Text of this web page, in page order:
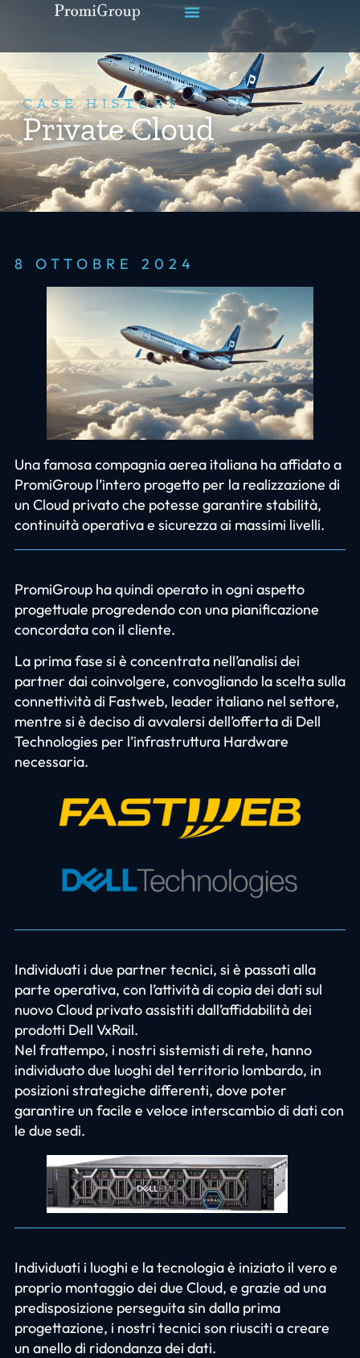
CASE HISTORY
Private Cloud
8 OTTOBRE 2024
Una famosa compagnia aerea italiana ha affidato a
PromiGroup l’intero progetto per la realizzazione di
un Cloud privato che potesse garantire stabilità,
continuità operativa e sicurezza ai massimi livelli.
PromiGroup ha quindi operato in ogni aspetto
progettuale progredendo con una pianificazione
concordata con il cliente.
La prima fase si è concentrata nell’analisi dei
partner dai coinvolgere, convogliando la scelta sulla
connettività di Fastweb, leader italiano nel settore,
mentre si è deciso di avvalersi dell’offerta di Dell
Technologies per l’infrastruttura Hardware
necessaria.
Individuati i due partner tecnici, si è passati alla
parte operativa, con l’attività di copia dei dati sul
nuovo Cloud privato assistiti dall’affidabilità dei
prodotti Dell VxRail.
Nel frattempo, i nostri sistemisti di rete, hanno
individuato due luoghi del territorio lombardo, in
posizioni strategiche differenti, dove poter
garantire un facile e veloce interscambio di dati con
le due sedi.
Individuati i luoghi e la tecnologia è iniziato il vero e
proprio montaggio dei due Cloud, e grazie ad una
predisposizione perseguita sin dalla prima
progettazione, i nostri tecnici son riusciti a creare
un anello di ridondanza dei dati.